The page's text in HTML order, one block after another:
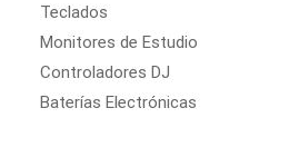
Teclados
Monitores de Estudio
Controladores DJ
Baterías Electrónicas